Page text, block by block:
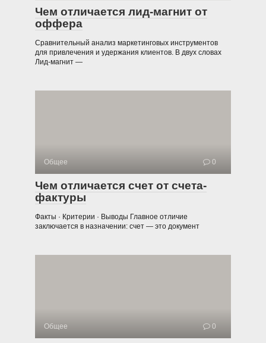
Чем отличается лид-магнит от
оффера
Сравнительный анализ маркетинговых инструментов
для привлечения и удержания клиентов. В двух словах
Лид-магнит —
Общее 0
Чем отличается счет от счета-
фактуры
Факты · Критерии · Выводы Главное отличие
заключается в назначении: счет — это документ
Общее 0